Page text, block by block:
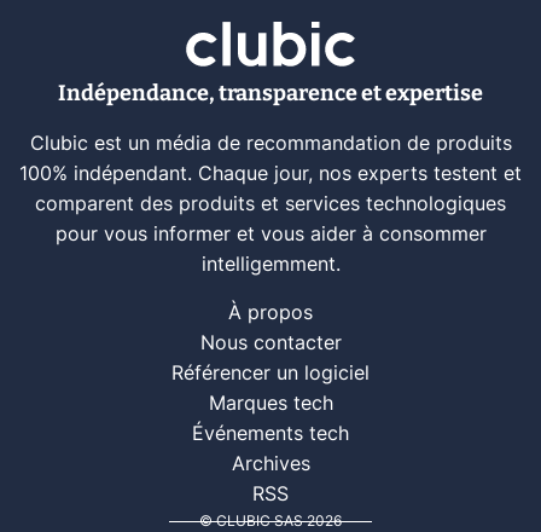
Indépendance, transparence et expertise
Clubic est un média de recommandation de produits
100% indépendant. Chaque jour, nos experts testent et
comparent des produits et services technologiques
pour vous informer et vous aider à consommer
intelligemment.
À propos
Nous contacter
Référencer un logiciel
Marques tech
Événements tech
Archives
RSS
© CLUBIC SAS 2026